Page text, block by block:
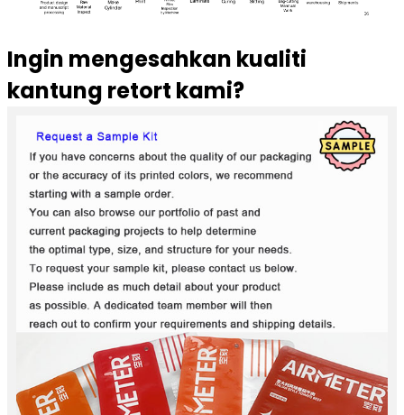
Ingin mengesahkan kualiti
kantung retort kami?